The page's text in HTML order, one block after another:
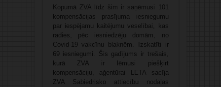
Kopumā ZVA līdz šim ir saņēmusi 101
kompensācijas prasījuma iesniegumu
par iespējamu kaitējumu veselībai, kas
radies, pēc iesniedzēju domām, no
Covid-19 vakcīnu blaknēm. Izskatīti ir
69 iesniegumi. Šis gadījums ir trešais,
kurā ZVA ir lēmusi piešķirt
kompensāciju, aģentūrai LETA sacīja
ZVA Sabiedrisko attiecību nodaļas